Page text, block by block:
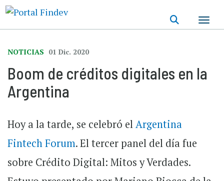
NOTICIAS 01 Dic. 2020
Boom de créditos digitales en la
Argentina
Hoy a la tarde, se celebró elArgentina
Fintech Forum. El tercer panel del día fue
sobre Crédito Digital: Mitos y Verdades.